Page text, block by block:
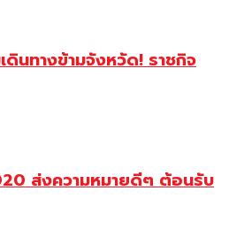
ดินทางข้ามจังหวัด! ราชกิจ
ส่งความหมายดีๆ ต้อนรับ